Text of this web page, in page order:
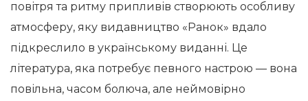
повітря та ритму припливів створюють особливу
атмосферу, яку видавництво «Ранок» вдало
підкреслило в українському виданні. Це
література, яка потребує певного настрою — вона
повільна, часом болюча, але неймовірно